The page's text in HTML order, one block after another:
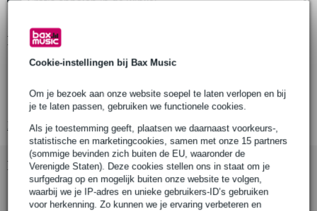
Cookie-instellingen bij Bax Music
Om je bezoek aan onze website soepel te laten verlopen en bij
je te laten passen, gebruiken we functionele cookies.
Als je toestemming geeft, plaatsen we daarnaast voorkeurs-,
statistische en marketingcookies, samen met onze 15 partners
(sommige bevinden zich buiten de EU, waaronder de
Verenigde Staten). Deze cookies stellen ons in staat om je
surfgedrag op en mogelijk buiten onze website te volgen,
waarbij we je IP-adres en unieke gebruikers-ID’s gebruiken
voor herkenning. Zo kunnen we je ervaring verbeteren en
Productinformatie
Innox FlexBooth P200
te bevestigen met klittenband
Bekijk alle productspecificaties
Bekijk ook eens (4)